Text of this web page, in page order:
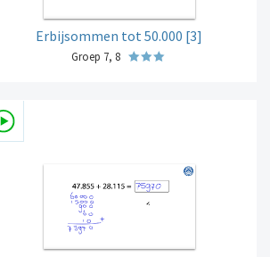
Erbijsommen tot 50.000 [3]
Groep 7, 8